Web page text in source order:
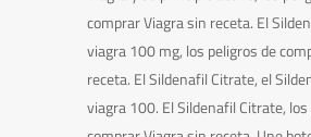
comprar Viagra sin receta. El
viagra 100 mg, los peligros de
receta. El Sildenafil Citrate, el
viagra 100. El Sildenafil Citrate,